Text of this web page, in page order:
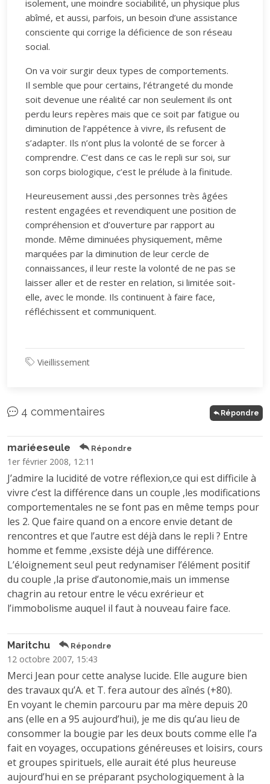
isolement, une moindre sociabilité, un physique plus
abîmé, et aussi, parfois, un besoin d’une assistance
consciente qui corrige la déficience de son réseau
social.
On va voir surgir deux types de comportements.
Il semble que pour certains, l’étrangeté du monde
soit devenue une réalité car non seulement ils ont
perdu leurs repères mais que ce soit par fatigue ou
diminution de l’appétence à vivre, ils refusent de
s’adapter. Ils n’ont plus la volonté de se forcer à
comprendre. C’est dans ce cas le repli sur soi, sur
son corps biologique, c’est le prélude à la finitude.
Heureusement aussi ,des personnes très âgées
restent engagées et revendiquent une position de
compréhension et d’ouverture par rapport au
monde. Même diminuées physiquement, même
marquées par la diminution de leur cercle de
connaissances, il leur reste la volonté de ne pas se
laisser aller et de rester en relation, si limitée soit-
elle, avec le monde. Ils continuent à faire face,
réfléchissent et communiquent.
Vieillissement
4 commentaires Répondre
mariéeseule Répondre
1er février 2008, 12:11
J’admire la lucidité de votre réflexion,ce qui est difficile à
vivre c’est la différence dans un couple ,les modifications
comportementales ne se font pas en même temps pour
les 2. Que faire quand on a encore envie detant de
rencontres et que l’autre est déjà dans le repli ? Entre
homme et femme ,exsiste déjà une différence.
L’éloignement seul peut redynamiser l’élément positif
du couple ,la prise d’autonomie,mais un immense
chagrin au retour entre le vécu exrérieur et
l’immobolisme auquel il faut à nouveau faire face.
Maritchu Répondre
12 octobre 2007, 15:43
Merci Jean pour cette analyse lucide. Elle augure bien
des travaux qu’A. et T. fera autour des aînés (+80).
En voyant le chemin parcouru par ma mère depuis 20
ans (elle en a 95 aujourd’hui), je me dis qu’au lieu de
consommer la bougie par les deux bouts comme elle l’a
fait en voyages, occupations généreuses et loisirs, cours
et groupes spirituels, elle aurait été plus heureuse
aujourd’hui en se préparant psychologiquement à la